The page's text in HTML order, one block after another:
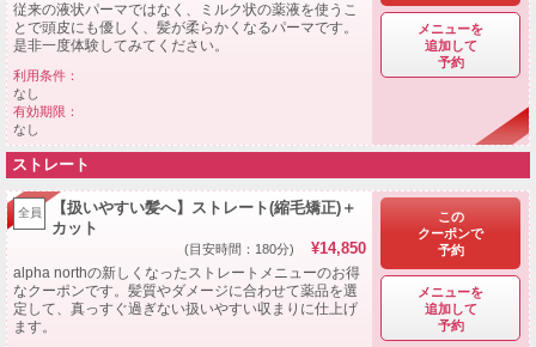
従来の液状パーマではなく、ミルク状の薬液を使うこ
とで頭皮にも優しく、髪が柔らかくなるパーマです。
是非一度体験してみてください。
利用条件：
なし
有効期限：
なし
メニューを
追加して
予約
ストレート
全員
【扱いやすい髪へ】ストレート(縮毛矯正)＋
カット
(目安時間：180分) ¥14,850
alpha northの新しくなったストレートメニューのお得
なクーポンです。髪質やダメージに合わせて薬品を選
定して、真っすぐ過ぎない扱いやすい収まりに仕上げ
ます。
この
クーポンで
予約
メニューを
追加して
予約